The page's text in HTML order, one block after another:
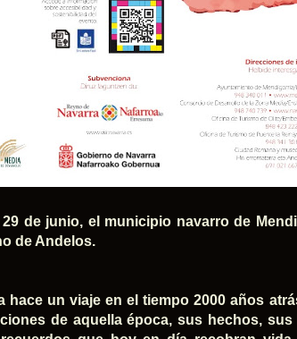
de junio, el municipio navarro de
de Andelos.
hace un viaje en el tiempo 2000 años
de aquella época, sus hechos,